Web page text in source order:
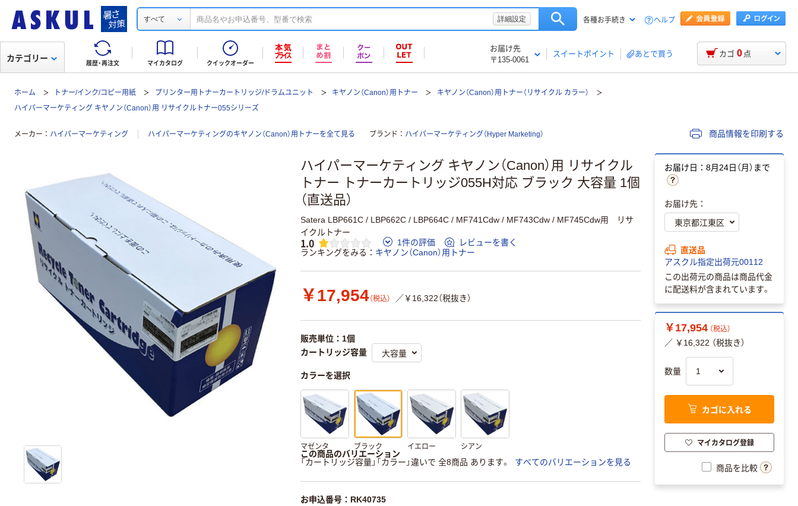
すべて 詳細設定 各種お手続き ヘルプ
履歴・再注文 マイカタログ クイックオーダー
お届け先
〒135-0061
スイートポイント あとで買う
カテゴリー カゴ 0 点
ホーム トナー/インク/コピー用紙 プリンター用トナーカートリッジ/ドラムユニット キヤノン（Canon）用トナー
キヤノン（Canon）用トナー（リサイクル カラー）
ハイパーマーケティング キヤノン（Canon）用 リサイクルトナー055シリーズ
メーカー ハイパーマーケティング ハイパーマーケティングのキヤノン（Canon）用トナーを全て見る ブランド ハイパーマーケティング（Hyper Marketing） 商品情報を印刷する
ハイパーマーケティング キヤノン（Canon）用 リサイクル
トナー トナーカートリッジ055H対応 ブラック 大容量 1個
（直送品）
Satera LBP661C / LBP662C / LBP664C / MF741Cdw / MF743Cdw / MF745Cdw用 リサ
イクルトナー
1.0 1件の評価
レビューを書く
ランキングをみる
キヤノン（Canon）用トナー
￥17,954（税込） ／￥16,322（税抜き）
販売単位：1個
カートリッジ容量
カラーを選択
マゼンタ ブラック イエロー シアン
この商品のバリエーション
「カートリッジ容量」「カラー」違いで 全8商品 あります。
すべてのバリエーションを見る
お申込番号：RK40735
お届け日：8月24日（月）まで
お届け先：
直送品
アスクル指定出荷元00112
この出荷元の商品は商品代金
に配送料が含まれています。
￥17,954 （税込）
／ ￥16,322 （税抜き）
数量
カゴに入れる
マイカタログ登録
商品を比較